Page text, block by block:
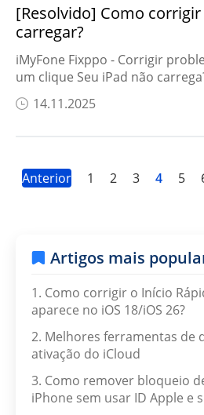
[Resolvido] Como corrigir
carregar?
iMyFone Fixppo - Corrigir
um clique Seu iPad não
14.11.2025
Anterior 1 2 3 4 5
Artigos mais
1. Como corrigir o Início
aparece no iOS 18/iOS 26?
2. Melhores ferramentas de
ativação do iCloud
3. Como remover bloqueio
iPhone sem usar ID Apple e